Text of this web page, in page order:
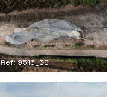
Ref: 9516_38